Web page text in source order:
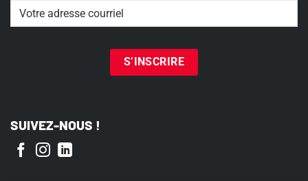
Email (Nécessaire)
SUIVEZ-NOUS !